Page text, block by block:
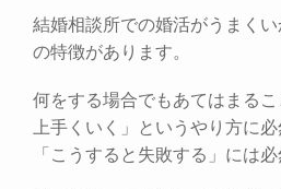
結婚相談所での婚活がうまく
の特徴があります。
何をする場合でもあてはまる
上手くいく」というやり方に
「こうすると失敗する」には